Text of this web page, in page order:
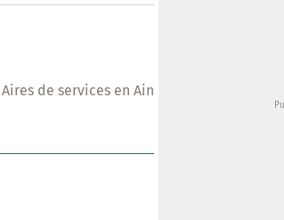
Aires de services en Ain